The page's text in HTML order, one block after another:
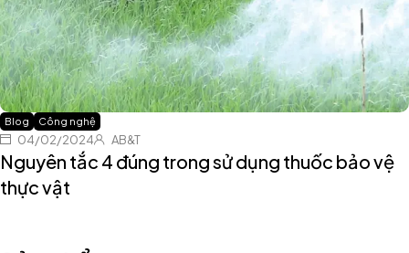
Blog Công nghệ
04/02/2024 AB&T
Nguyên tắc 4 đúng trong sử dụng thuốc bảo vệ
thực vật